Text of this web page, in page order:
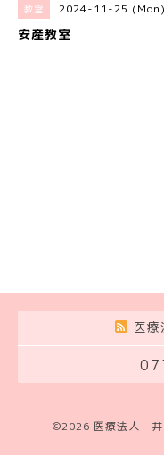
教室 2024-11-25 (Mon)
安産教室
医
©2026 医療法人 井